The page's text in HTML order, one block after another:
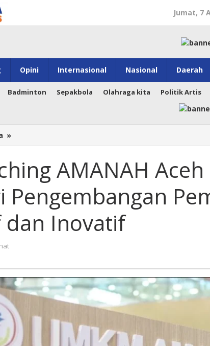
Jumat, 7
Opini Internasional Nasional Daerah
Badminton Sepakbola Olahraga kita Politik Artis
»
AMANAH
Perkuat
Strategi
Pengembangan
Pemuda
dan
Inovatif
AMANAH
Pengembangan
Inovatif